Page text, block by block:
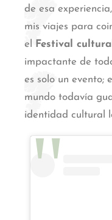
de esa
mis viajes para
el
Festival
impactante de
es solo un evento;
mundo todavía
identidad cultural